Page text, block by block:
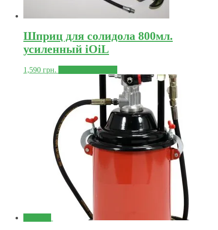
Шприц для солидола 800мл.
усиленный iOiL
1,590 грн.